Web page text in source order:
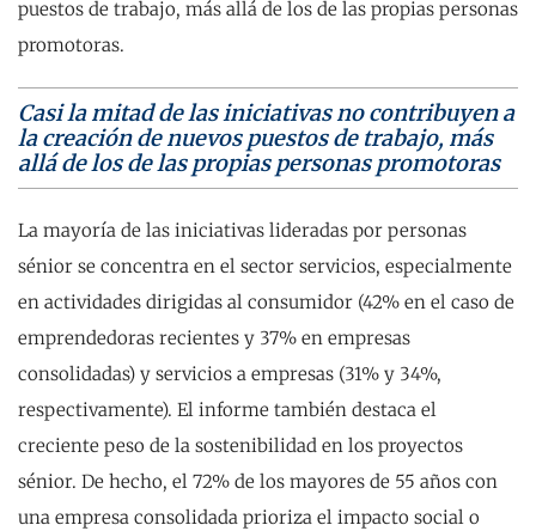
puestos de trabajo, más allá de los de las propias personas
promotoras.
Casi la mitad de las iniciativas no contribuyen a
la creación de nuevos puestos de trabajo, más
allá de los de las propias personas promotoras
La mayoría de las iniciativas lideradas por personas
sénior se concentra en el sector servicios, especialmente
en actividades dirigidas al consumidor (42% en el caso de
emprendedoras recientes y 37% en empresas
consolidadas) y servicios a empresas (31% y 34%,
respectivamente). El informe también destaca el
creciente peso de la sostenibilidad en los proyectos
sénior. De hecho, el 72% de los mayores de 55 años con
una empresa consolidada prioriza el impacto social o